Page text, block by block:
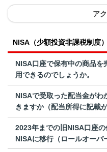
ア
NISA（少額投資非課税制度）
NISA口座で保有中の商品を
用できるのでしょうか。
NISAで受取った配当金がわ
きますか（配当所得に記載
2023年までの旧NISA口座
NISAに移行（ロールオーバ